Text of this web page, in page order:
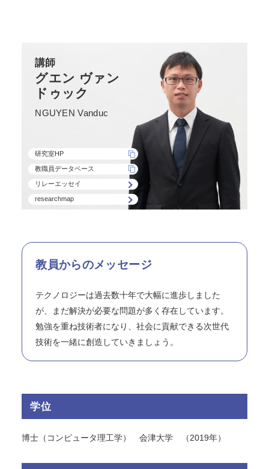
講師
グエン ヴァン
ドゥック
NGUYEN Vanduc
研究室HP
教職員データベース
リレーエッセイ
researchmap
教員からのメッセージ
テクノロジーは過去数十年で大幅に進歩しました
が、まだ解決が必要な問題が多く存在しています。
勉強を重ね技術者になり、社会に貢献できる次世代
技術を一緒に創造していきましょう。
学位
博士（コンピュータ理工学） 会津大学 （2019年）